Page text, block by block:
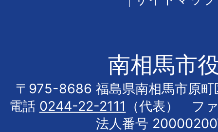
南相馬市
〒975-8686 福島県南相馬市原町
電話 0244-22-2111
（代表） フ
法人番号